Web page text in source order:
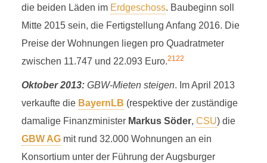
die beiden Läden im Erdgeschoss. Baubeginn soll
Mitte 2015 sein, die Fertigstellung Anfang 2016. Die
Preise der Wohnungen liegen pro Quadratmeter
zwischen 11.747 und 22.093 Euro.2122
Oktober 2013:GBW-Mieten steigen. Im April 2013
verkaufte die BayernLB (respektive der zuständige
damalige Finanzminister Markus Söder, CSU) die
GBW AGmit rund 32.000 Wohnungen an ein
Konsortium unter der Führung der Augsburger